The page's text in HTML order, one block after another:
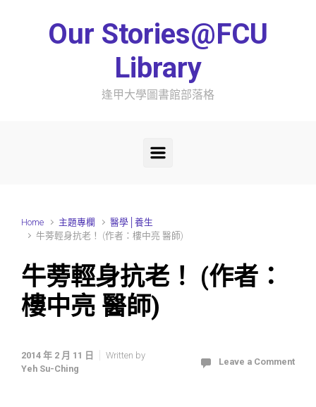
Our Stories@FCU
Library
逢甲大學圖書館部落格
Home 主題專欄
醫學│養生
牛蒡輕身抗老！ (作者：樓中亮 醫師)
牛蒡輕身抗老！ (作者：
樓中亮 醫師)
2014 年 2 月 11 日
Written by
Yeh Su-Ching
Leave a Comment